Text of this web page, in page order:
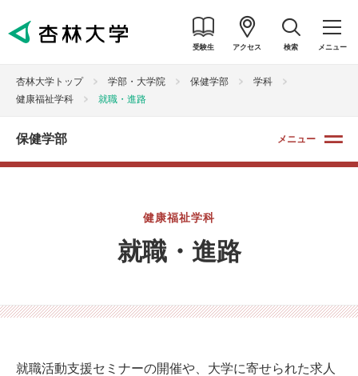
受験生 アクセス 検索 メニュー
杏林大学トップ 学部・大学院 保健学部
学科
健康福祉学科
就職・進路
保健学部 メニュー
健康福祉学科
就職・進路
就職活動支援セミナーの開催や、大学に寄せられた求人